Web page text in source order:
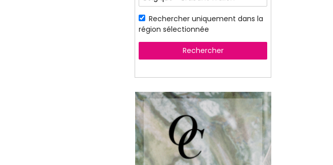
Rechercher uniquement dans la
région sélectionnée
Rechercher